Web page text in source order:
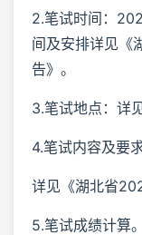
2.笔试时间：
间及安排详见《
告》。
3.笔试地点：详
4.笔试内容及要
详见《湖北省
5.笔试成绩计算